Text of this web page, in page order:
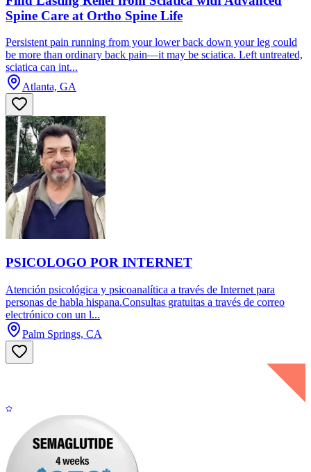
Spine Care at Ortho Spine Life
Persistent pain running from your lower back down your leg could
be more than ordinary back pain—it may be sciatica. Left untreated,
sciatica can int...
Atlanta, GA
PSICOLOGO POR INTERNET
Atención psicológica y psicoanalítica a través de Internet para
personas de habla hispana.Consultas gratuitas a través de correo
electrónico con un l...
Palm Springs, CA